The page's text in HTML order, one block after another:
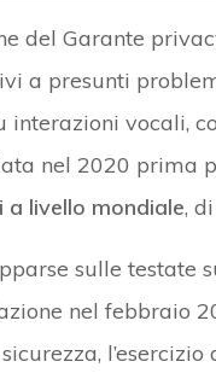
del Garante
a presunti
vocali,
nel 2020 prima
a livello mondiale,
sulle testate
nel febbraio